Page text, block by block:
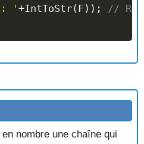
: '+IntToStr( F) ) ;
//
nombre une chaîne qui